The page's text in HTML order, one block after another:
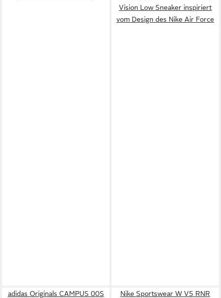
Vision Low Sneaker inspiriert
vom Design des Nike Air Force
adidas Originals CAMPUS 00S Nike Sportswear W V5 RNR